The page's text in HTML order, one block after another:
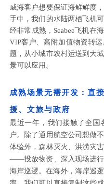
威海客户想要保证海鲜鲜度
手中，我们的水陆两栖飞机
经非常成熟，Seabee飞机在
VIP客户、高附加值物资转
题，从小城市农村运送到大
景可以应用。
成熟场景无需开发：直
援、文旅与政府
最近一年，我们接触了全国
户。除了通用航空公司想做
体验外，森林灭火、洪涝灾
——投放物资、深入现场进行
海岸巡逻。在海外，海岸巡